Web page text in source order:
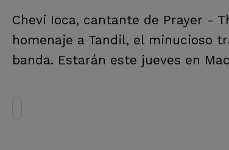
Chevi Ioca, cantante de Prayer -
homenaje a Tandil, el minucioso
banda. Estarán este jueves en